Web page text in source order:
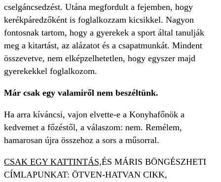
cselgáncsedzést. Utána megfordult a fejemben, hogy
kerékpáredzőként is foglalkozzam kicsikkel. Nagyon
fontosnak tartom, hogy a gyerekek a sport által tanulják
meg a kitartást, az alázatot és a csapatmunkát. Mindent
összevetve, nem elképzelhetetlen, hogy egyszer majd
gyerekekkel foglalkozom.
Már csak egy valamiről nem beszéltünk.
Ha arra kíváncsi, vajon elvette-e a Konyhafőnök a
kedvemet a főzéstől, a válaszom: nem. Remélem,
hamarosan újra összehoz a sors a műsorral.
CSAK EGY KATTINTÁS,ÉS MÁRIS BÖNGÉSZHETI
CÍMLAPUNKAT: ÖTVEN-HATVAN CIKK,